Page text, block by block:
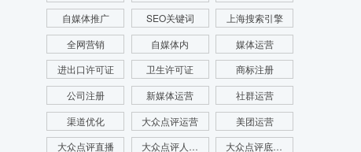
自媒体推广
SEO关键词
上海搜索引擎
全网营销
自媒体内
媒体运营
进出口许可证
卫生许可证
商标注册
公司注册
新媒体运营
社群运营
渠道优化
大众点评运营
美团运营
大众点评直播
大众点评人群画像
大众点评底层逻辑